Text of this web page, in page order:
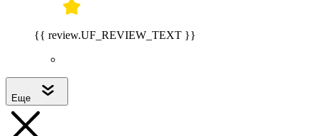
{{ review.UF_REVIEW_TEXT }}
Еще